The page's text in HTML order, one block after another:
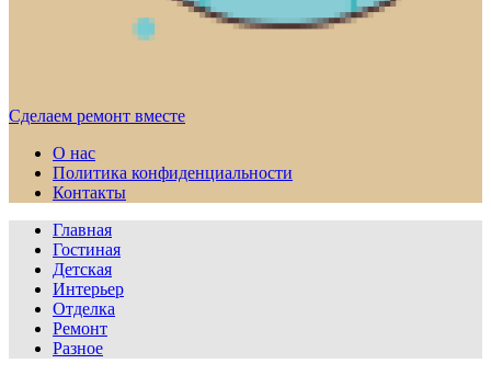
Сделаем ремонт вместе
О нас
Политика конфиденциальности
Контакты
Главная
Гостиная
Детская
Интерьер
Отделка
Ремонт
Разное